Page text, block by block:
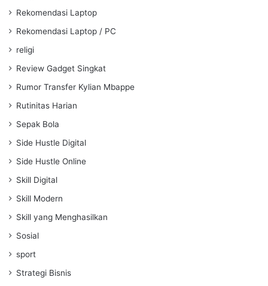
Rekomendasi Laptop
Rekomendasi Laptop / PC
religi
Review Gadget Singkat
Rumor Transfer Kylian Mbappe
Rutinitas Harian
Sepak Bola
Side Hustle Digital
Side Hustle Online
Skill Digital
Skill Modern
Skill yang Menghasilkan
Sosial
sport
Strategi Bisnis